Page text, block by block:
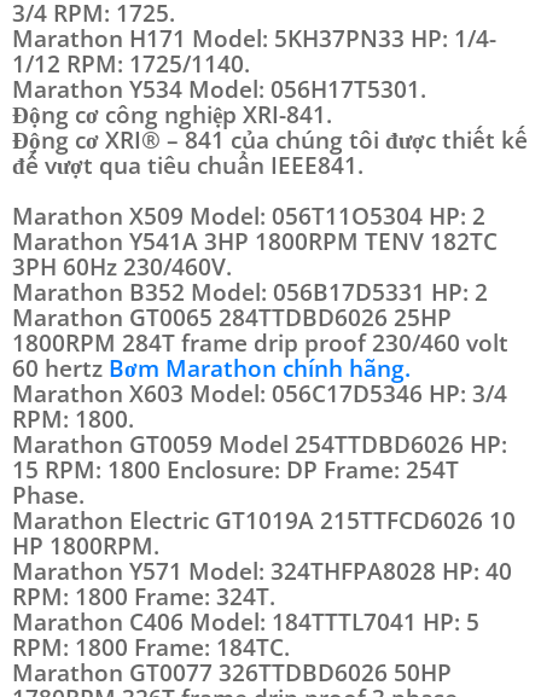
3/4 RPM: 1725.
Marathon H171 Model: 5KH37PN33 HP: 1/4-
1/12 RPM: 1725/1140.
Marathon Y534 Model: 056H17T5301.
Động cơ công nghiệp XRI-841.
Động cơ XRI® – 841 của chúng tôi được thiết kế
để vượt qua tiêu chuẩn IEEE841.
Marathon X509 Model: 056T11O5304 HP: 2
Marathon Y541A 3HP 1800RPM TENV 182TC
3PH 60Hz 230/460V.
Marathon B352 Model: 056B17D5331 HP: 2
Marathon GT0065 284TTDBD6026 25HP
1800RPM 284T frame drip proof 230/460 volt
60 hertz Bơm Marathon chính hãng.
Marathon X603 Model: 056C17D5346 HP: 3/4
RPM: 1800.
Marathon GT0059 Model 254TTDBD6026 HP:
15 RPM: 1800 Enclosure: DP Frame: 254T
Phase.
Marathon Electric GT1019A 215TTFCD6026 10
HP 1800RPM.
Marathon Y571 Model: 324THFPA8028 HP: 40
RPM: 1800 Frame: 324T.
Marathon C406 Model: 184TTTL7041 HP: 5
RPM: 1800 Frame: 184TC.
Marathon GT0077 326TTDBD6026 50HP